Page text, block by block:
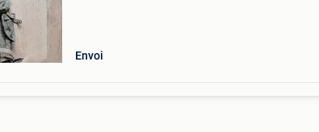
Envoi